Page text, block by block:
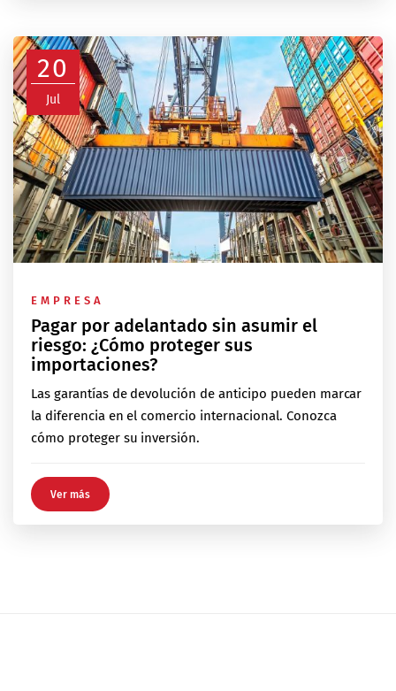
20
Jul
EMPRESA
Pagar por adelantado sin asumir el
riesgo: ¿Cómo proteger sus
importaciones?
Las garantías de devolución de anticipo pueden marcar
la diferencia en el comercio internacional. Conozca
cómo proteger su inversión.
Ver más